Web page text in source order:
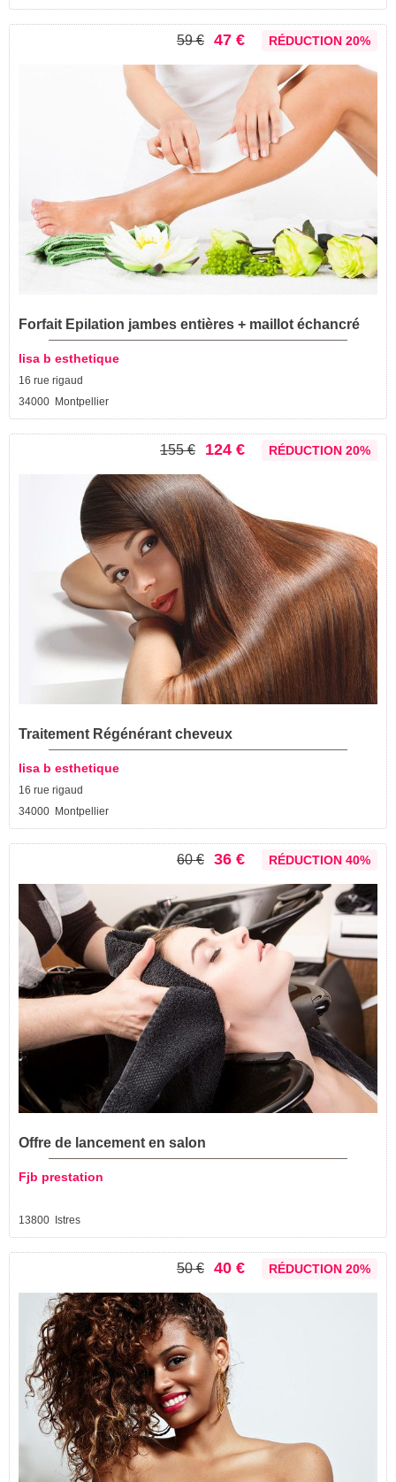
59 € 47 € RÉDUCTION 20%
Forfait Epilation jambes entières + maillot échancré
lisa b esthetique
16 rue rigaud
34000 Montpellier
155 € 124 € RÉDUCTION 20%
Traitement Régénérant cheveux
lisa b esthetique
16 rue rigaud
34000 Montpellier
60 € 36 € RÉDUCTION 40%
Offre de lancement en salon
Fjb prestation
13800 Istres
50 € 40 € RÉDUCTION 20%